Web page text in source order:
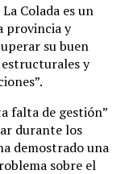
Colada es un
provincia y
su buen
y
falta de gestión”
durante los
demostrado una
sobre el